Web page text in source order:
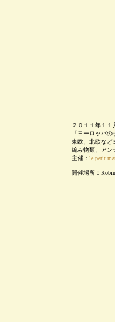
２０１１年１１
「ヨーロッパの
東欧、北欧など
編み物類、アン
主催： le petit
開催場所：